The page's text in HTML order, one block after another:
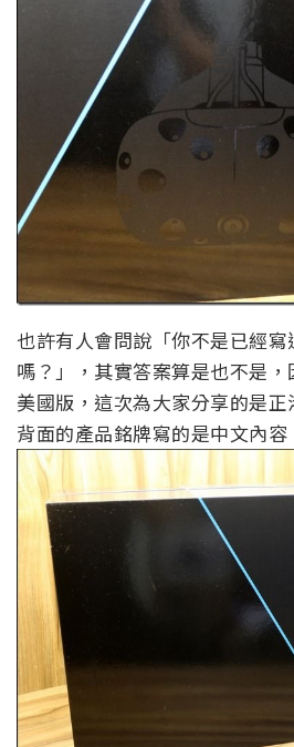
也許有人會問說「你不是已經寫
嗎？」，其實答案算是也不是
美國版，這次為大家分享的是正
背面的產品銘牌寫的是中文內容